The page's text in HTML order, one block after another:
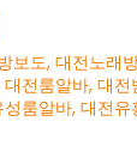
보도,대전노래
대전룸알바,대전
성룸알바,대전유